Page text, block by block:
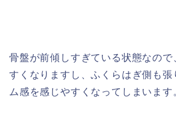
骨盤が前傾しすぎている状態なので
すくなりますし、ふくらはぎ側も張
ム感を感じやすくなってしまいます